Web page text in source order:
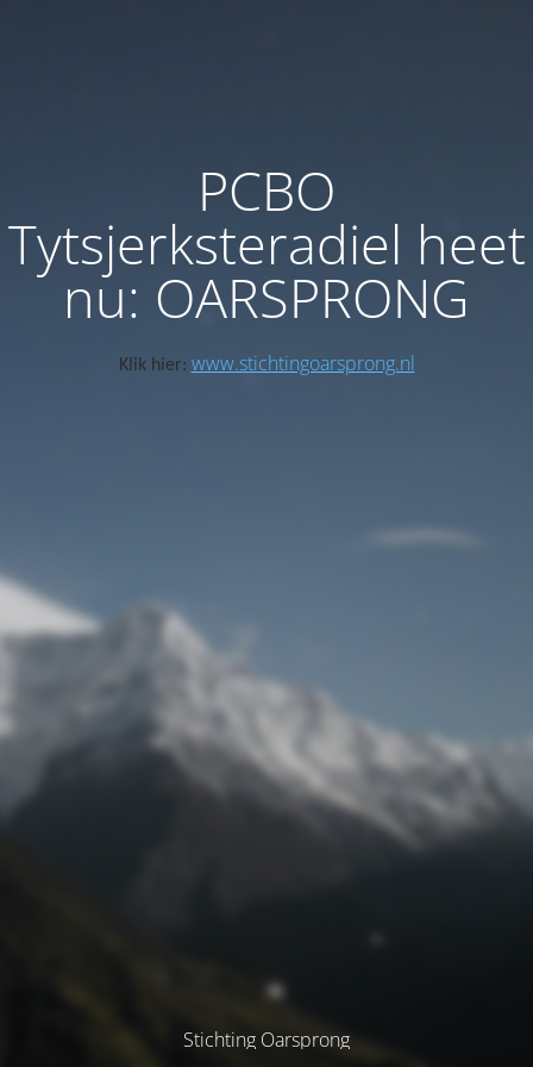
PCBO
Tytsjerksteradiel heet
nu: OARSPRONG
Klik hier: www.stichtingoarsprong.nl
Stichting Oarsprong